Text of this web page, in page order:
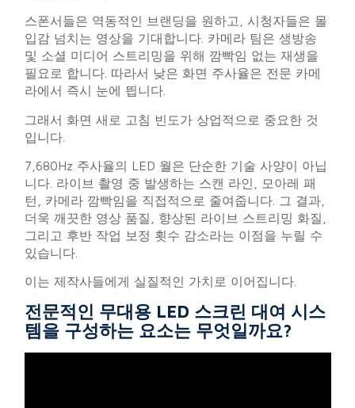
스폰서들은 역동적인 브랜딩을 원하고, 시청자들은 몰
입감 넘치는 영상을 기대합니다. 카메라 팀은 생방송
및 소셜 미디어 스트리밍을 위해 깜빡임 없는 재생을
필요로 합니다. 따라서 낮은 화면 주사율은 전문 카메
라에서 즉시 눈에 띕니다.
그래서 화면 새로 고침 빈도가 상업적으로 중요한 것
입니다.
7,680Hz 주사율의 LED 월은 단순한 기술 사양이 아닙
니다. 라이브 촬영 중 발생하는 스캔 라인, 모아레 패
턴, 카메라 깜빡임을 직접적으로 줄여줍니다. 그 결과,
더욱 깨끗한 영상 품질, 향상된 라이브 스트리밍 화질,
그리고 후반 작업 보정 횟수 감소라는 이점을 누릴 수
있습니다.
이는 제작사들에게 실질적인 가치로 이어집니다.
전문적인 무대용 LED 스크린 대여 시스
템을 구성하는 요소는 무엇일까요?